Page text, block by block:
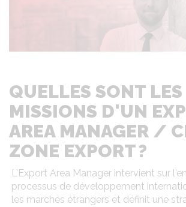
QUELLES SONT LES
MISSIONS D'UN
AREA MANAGER /
ZONE EXPORT ?
L'Export Area Manager intervient sur
processus de développement
les marchés étrangers et définit une